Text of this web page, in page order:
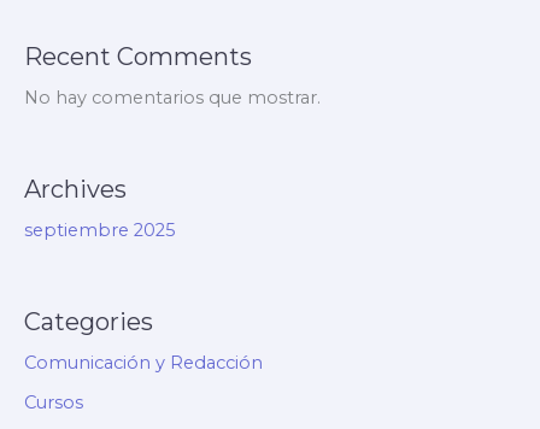
Recent Comments
No hay comentarios que mostrar.
Archives
septiembre 2025
Categories
Comunicación y Redacción
Cursos